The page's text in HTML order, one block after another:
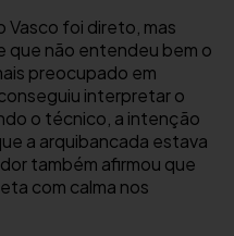
Vasco foi direto, mas
que não entendeu bem o
preocupado em
interpretar o
o técnico, a intenção
a arquibancada estava
também afirmou que
com calma nos